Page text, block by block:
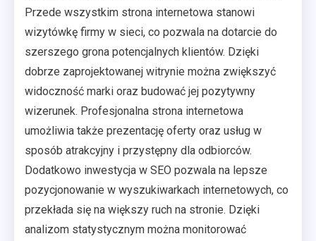
Przede wszystkim strona internetowa stanowi
wizytówkę firmy w sieci, co pozwala na dotarcie do
szerszego grona potencjalnych klientów. Dzięki
dobrze zaprojektowanej witrynie można zwiększyć
widoczność marki oraz budować jej pozytywny
wizerunek. Profesjonalna strona internetowa
umożliwia także prezentację oferty oraz usług w
sposób atrakcyjny i przystępny dla odbiorców.
Dodatkowo inwestycja w SEO pozwala na lepsze
pozycjonowanie w wyszukiwarkach internetowych, co
przekłada się na większy ruch na stronie. Dzięki
analizom statystycznym można monitorować